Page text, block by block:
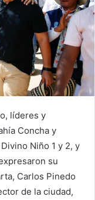
líderes y
Concha y
Niño 1 y 2, y
su
Carlos Pinedo
de la ciudad,